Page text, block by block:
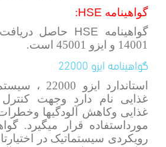
گواهینامه HSE
:
گواهینامه HSE حاصل دریافت
14001 و ایزو 45001 است.
گواهینامه ایزو 22000
استاندارد
غذایی نام دارد وجهت
غذایی وکاهش آلودگیها
رویکردی سیستماتیک در